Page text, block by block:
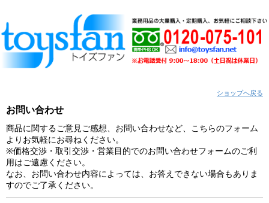
ショップへ戻る
お問い合わせ
商品に関するご意見ご感想、お問い合わせなど、こちらのフォーム
よりお気軽にお尋ねください。
※価格交渉・取引交渉・営業目的でのお問い合わせフォームのご利
用はご遠慮ください。
なお、お問い合わせ内容によっては、お答えできない場合もありま
すのでご了承ください。